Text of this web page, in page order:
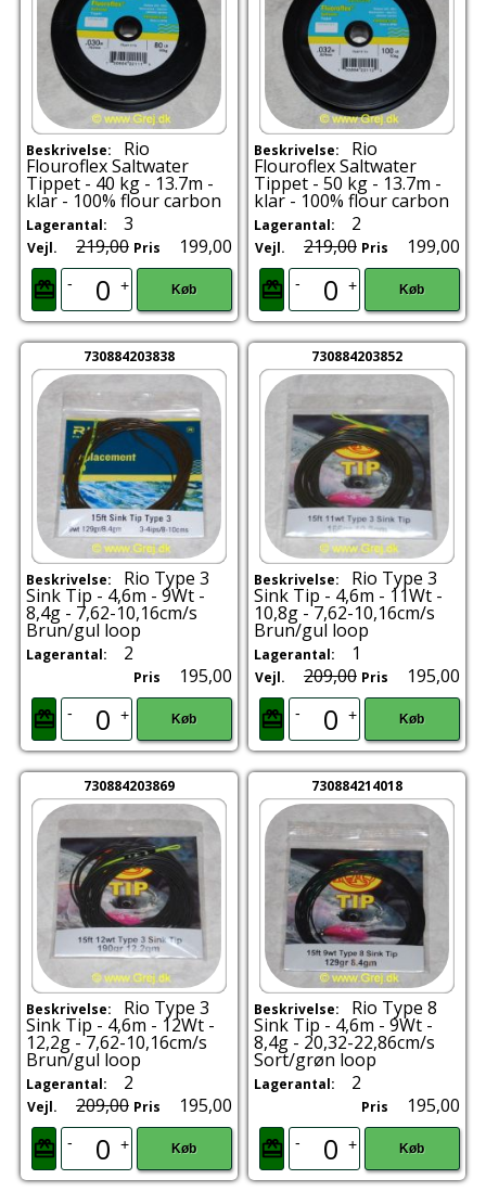
Beskrivelse: Rio
Flouroflex Saltwater
Tippet - 40 kg - 13.7m -
klar - 100% flour carbon
Lagerantal: 3
Vejl. 219,00 Pris 199,00
- + Køb
Beskrivelse: Rio
Flouroflex Saltwater
Tippet - 50 kg - 13.7m -
klar - 100% flour carbon
Lagerantal: 2
Vejl. 219,00 Pris 199,00
- + Køb
730884203838
Beskrivelse: Rio Type 3
Sink Tip - 4,6m - 9Wt -
8,4g - 7,62-10,16cm/s
Brun/gul loop
Lagerantal: 2
Pris 195,00
- + Køb
730884203852
Beskrivelse: Rio Type 3
Sink Tip - 4,6m - 11Wt -
10,8g - 7,62-10,16cm/s
Brun/gul loop
Lagerantal: 1
Vejl. 209,00 Pris 195,00
- + Køb
730884203869
Beskrivelse: Rio Type 3
Sink Tip - 4,6m - 12Wt -
12,2g - 7,62-10,16cm/s
Brun/gul loop
Lagerantal: 2
Vejl. 209,00 Pris 195,00
- + Køb
730884214018
Beskrivelse: Rio Type 8
Sink Tip - 4,6m - 9Wt -
8,4g - 20,32-22,86cm/s
Sort/grøn loop
Lagerantal: 2
Pris 195,00
- + Køb